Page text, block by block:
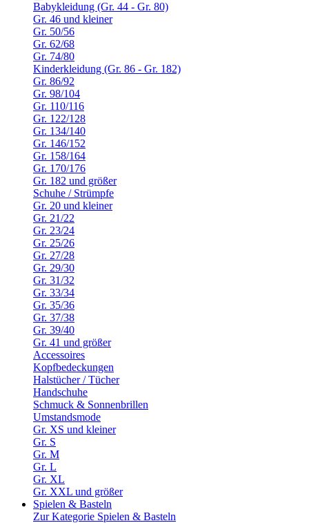
Babykleidung (Gr. 44 - Gr. 80)
Gr. 46 und kleiner
Gr. 50/56
Gr. 62/68
Gr. 74/80
Kinderkleidung (Gr. 86 - Gr. 182)
Gr. 86/92
Gr. 98/104
Gr. 110/116
Gr. 122/128
Gr. 134/140
Gr. 146/152
Gr. 158/164
Gr. 170/176
Gr. 182 und größer
Schuhe / Strümpfe
Gr. 20 und kleiner
Gr. 21/22
Gr. 23/24
Gr. 25/26
Gr. 27/28
Gr. 29/30
Gr. 31/32
Gr. 33/34
Gr. 35/36
Gr. 37/38
Gr. 39/40
Gr. 41 und größer
Accessoires
Kopfbedeckungen
Halstücher / Tücher
Handschuhe
Schmuck & Sonnenbrillen
Umstandsmode
Gr. XS und kleiner
Gr. S
Gr. M
Gr. L
Gr. XL
Gr. XXL und größer
Spielen & Basteln
Zur Kategorie Spielen & Basteln